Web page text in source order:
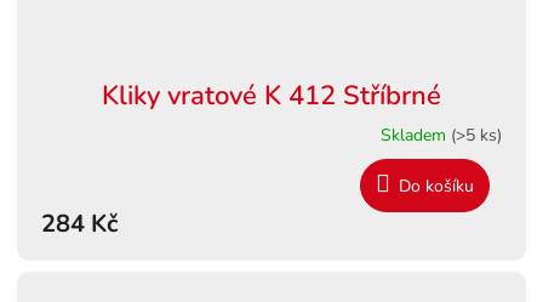
Kliky vratové K 412 Stříbrné
Skladem (>5 ks)
284 Kč
Do košíku